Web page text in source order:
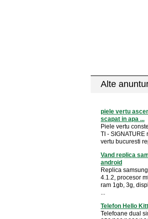
Alte
piele vertu
scapat in apa ...
Piele vertu
TI -
vertu bucuresti
Vand replica
android
Replica
4.1.2, procesor
ram 1gb, 3g,
...
Telefon Hello
Telefoane dual